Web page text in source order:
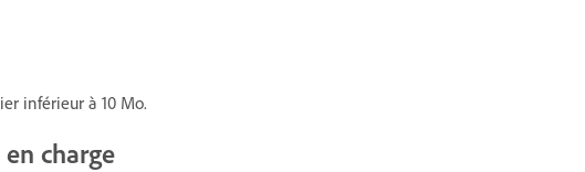
inférieur à 10 Mo.
charge